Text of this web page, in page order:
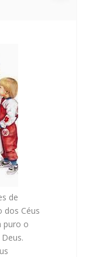
de
dos Céus
puro o